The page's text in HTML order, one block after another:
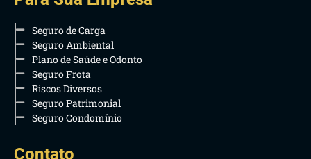
Seguro de Carga
Seguro Ambiental
Plano de Saúde e Odonto
Seguro Frota
Riscos Diversos
Seguro Patrimonial
Seguro Condomínio
Contato